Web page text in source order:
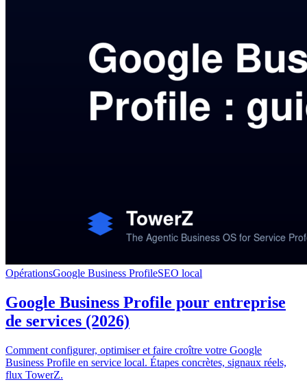
OpérationsGoogle Business ProfileSEO local
Google Business Profile pour entreprise
de services (2026)
Comment configurer, optimiser et faire croître votre Google
Business Profile en service local. Étapes concrètes, signaux réels,
flux TowerZ.